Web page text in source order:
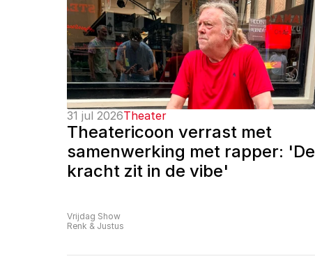
31 jul 2026Theater
Theatericoon verrast met
samenwerking met rapper: 'De
kracht zit in de vibe'
Vrijdag Show
Renk & Justus